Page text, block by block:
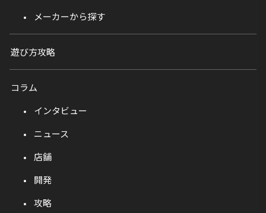
メーカーから探す
遊び方攻略
コラム
インタビュー
ニュース
店舗
開発
攻略